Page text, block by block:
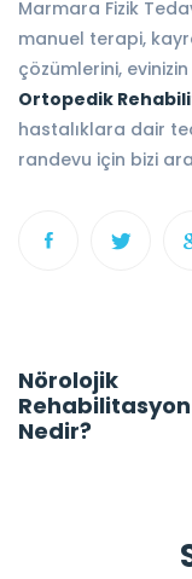
Marmara Fizik
manuel terapi,
çözümlerini,
Ortopedik
hastalıklara dair
randevu için bizi
Post
navigation
Nörolojik
Rehabilitasyon
Nedir?